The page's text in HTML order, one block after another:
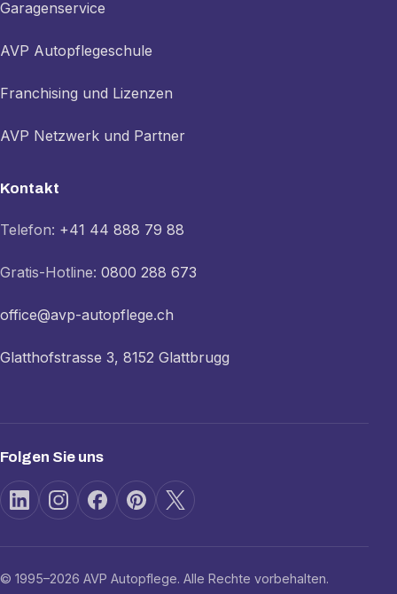
Garagenservice
AVP Autopflegeschule
Franchising und Lizenzen
AVP Netzwerk und Partner
Kontakt
Telefon: +41 44 888 79 88
Gratis-Hotline: 0800 288 673
office@avp-autopflege.ch
Glatthofstrasse 3, 8152 Glattbrugg
Folgen Sie uns
© 1995–2026 AVP Autopflege. Alle Rechte vorbehalten.